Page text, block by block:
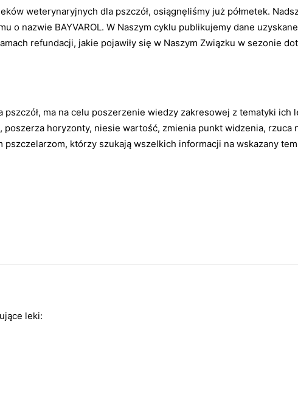
weterynaryjnych dla pszczół, osiągnęliśmy już półmetek.
o nazwie BAYVAROL. W Naszym cyklu publikujemy dane
refundacji, jakie pojawiły się w Naszym Związku w sezonie
ma na celu poszerzenie wiedzy zakresowej z tematyki ich
horyzonty, niesie wartość, zmienia punkt widzenia, rzuca
którzy szukają wszelkich informacji na wskazany
leki: